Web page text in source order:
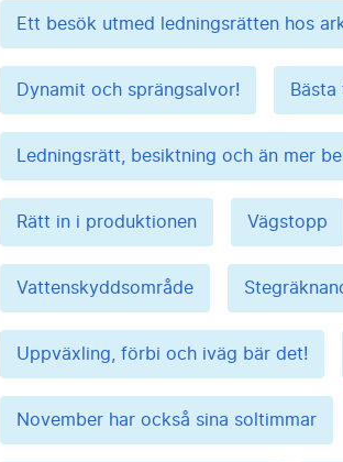
Ett besök utmed ledningsrätten hos
Dynamit och sprängsalvor!
Ledningsrätt, besiktning och än mer
Rätt in i produktionen Vägstopp
Vattenskyddsområde
Uppväxling, förbi och iväg bär det!
November har också sina soltimmar